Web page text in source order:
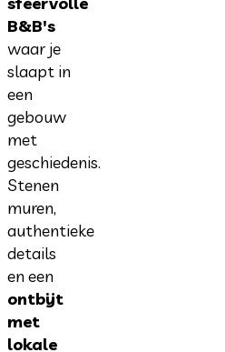
B&B's
waar je
slaapt in
een
gebouw
met
geschiedenis.
Stenen
muren,
authentieke
details
en een
ontbijt
met
lokale